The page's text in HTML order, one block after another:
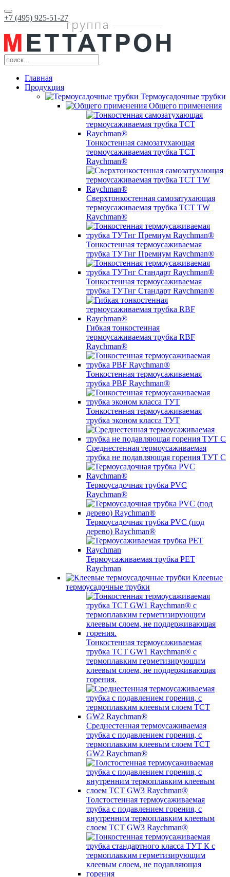
+7 (495) 925-51-27
Главная
Продукция
Термоусадочные трубки
Общего применения
Тонкостенная самозатухающая
термоусаживаемая трубка ТCT
Raychman®
Сверхтонкостенная самозатухающая
термоусаживаемая трубка ТCT TW
Raychman®
Тонкостенная термоусаживаемая
трубка ТУТнг Премиум Raychman®
Тонкостенная термоусаживаемая
трубка ТУТнг Стандарт Raychman®
Гибкая тонкостенная
термоусаживаемая трубка RBF
Raychman®
Тонкостенная термоусаживаемая
трубка PBF Raychman®
Тонкостенная термоусаживаемая
трубка эконом класса ТУТ
Среднестенная термоусаживаемая
трубка не подавляющая горения ТУТ С
Термоусадочная трубка PVC
Raychman®
Термоусадочная трубка PVC (под
дерево) Raychman®
Термоусаживаемая трубка PET
Raychman
Клеевые
термоусадочные трубки
Тонкостенная термоусаживаемая
трубка TCT GW1 Raychman® с
термоплавким герметизирующим
клеевым слоем, не поддерживающая
горения.
Среднестенная термоусаживаемая
трубка c подавлением горения, с
термоплавким клеевым слоем TCT
GW2 Raychman®
Толстостенная термоусаживаемая
трубка c подавлением горения, с
внутренним термоплавким клеевым
слоем TCT GW3 Raychman®